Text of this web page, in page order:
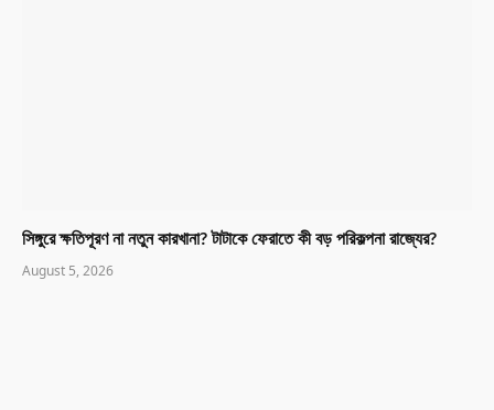
সিঙ্গুরে ক্ষতিপূরণ না নতুন কারখানা? টাটাকে ফেরাতে কী বড় পরিকল্পনা রাজ্যের?
August 5, 2026